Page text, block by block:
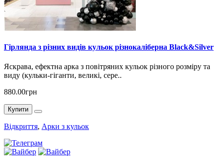
Гірлянда з різних видів кульок різнокаліберна Black&Silver
Яскрава, ефектна арка з повітряних кульок різного розміру та
виду (кульки-гіганти, великі, сере..
880.00грн
Купити
Відкриття, Арки з кульок